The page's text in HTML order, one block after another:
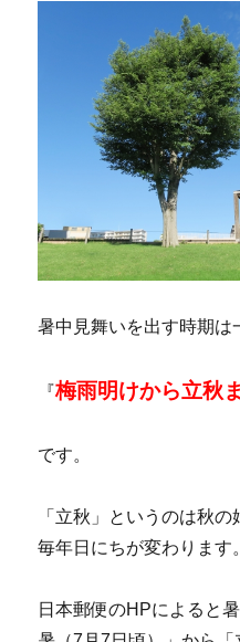
暑中見舞いを出す時期は
『梅雨明けから立秋
です。
「立秋」というのは秋
毎年日にちが変わります。
日本郵便のHPによると